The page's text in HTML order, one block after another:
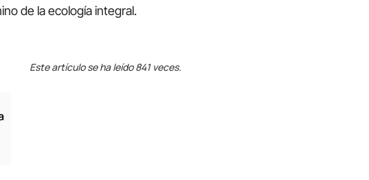
de la ecología integral.
Este artículo se ha leído 841 veces.